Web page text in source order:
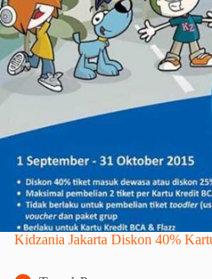
Kidzania Jakarta Diskon 40%